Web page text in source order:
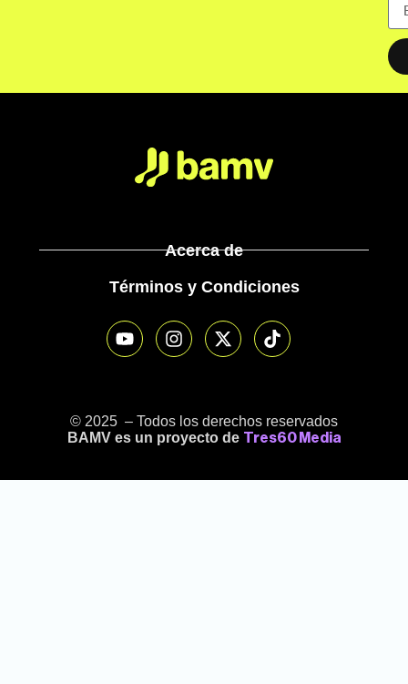
Acerca de
Términos y Condiciones
© 2025 – Todos los derechos reservados
BAMV es un proyecto de Tres60 Media